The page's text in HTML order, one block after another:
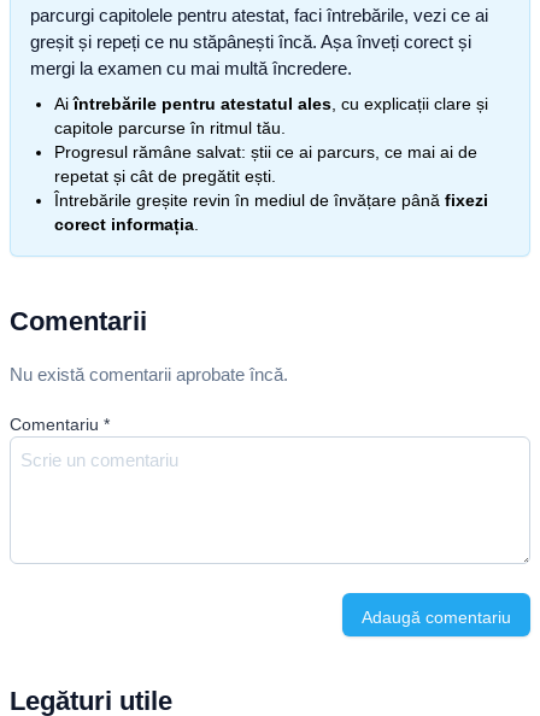
parcurgi capitolele pentru atestat, faci întrebările, vezi ce ai
greșit și repeți ce nu stăpânești încă. Așa înveți corect și
mergi la examen cu mai multă încredere.
Aiîntrebările pentru atestatul ales , cu explicații clare și
capitole parcurse în ritmul tău.
Progresul rămâne salvat: știi ce ai parcurs, ce mai ai de
repetat și cât de pregătit ești.
Întrebările greșite revin în mediul de învățare până fixezi
corect informația
Comentarii
Nu există comentarii aprobate încă.
Comentariu *
Adaugă comentariu
Legături utile